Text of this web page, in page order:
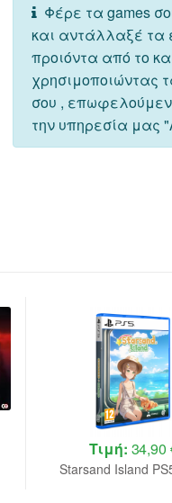
Φέρε τα games
και αντάλλαξέ τα
προιόντα από το
χρησιμοποιώντας
σου ,
την υπηρεσία μας
Τιμή: 34,90
Starsand Island